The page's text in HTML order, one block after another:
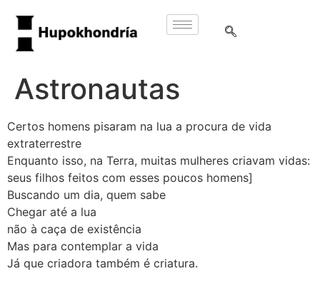
Astronautas
Certos homens pisaram na lua a procura de vida
extraterrestre
Enquanto isso, na Terra, muitas mulheres criavam vidas:
seus filhos feitos com esses poucos homens]
Buscando um dia, quem sabe
Chegar até a lua
não à caça de existência
Mas para contemplar a vida
Já que criadora também é criatura.